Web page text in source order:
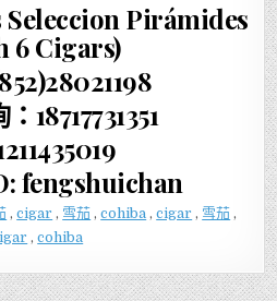
Pirámides
6 Cigars)
18717731351
fengshuichan
,cigar , 雪茄 ,cohiba ,cigar , 雪茄 ,
,cohiba